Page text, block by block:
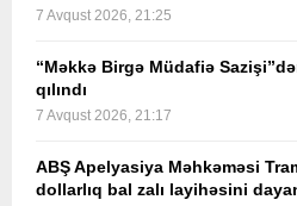
7 Avqust 2026, 21:25
“Məkkə Birgə Müdafiə
qılındı
7 Avqust 2026, 21:17
ABŞ Apelyasiya Məhkəməsi
dollarlıq bal zalı layihəsini